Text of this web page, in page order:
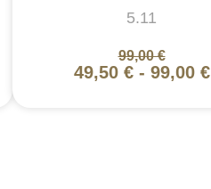
5.11
99,00 €
49,50 €- 99,00 €